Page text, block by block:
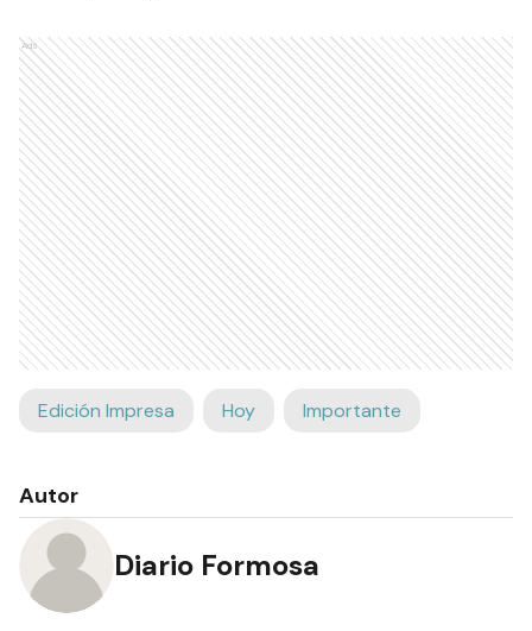
Ads
Edición Impresa Hoy Importante
Autor
Diario Formosa